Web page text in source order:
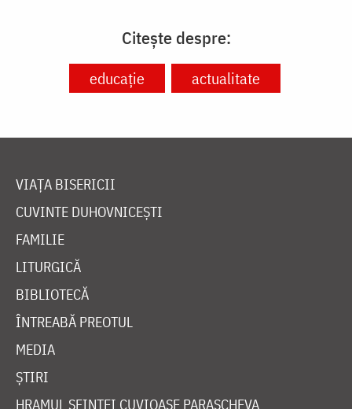
Citește despre:
educație actualitate
VIAȚA BISERICII
CUVINTE DUHOVNICEȘTI
FAMILIE
LITURGICĂ
BIBLIOTECĂ
ÎNTREABĂ PREOTUL
MEDIA
ȘTIRI
HRAMUL SFINTEI CUVIOASE PARASCHEVA